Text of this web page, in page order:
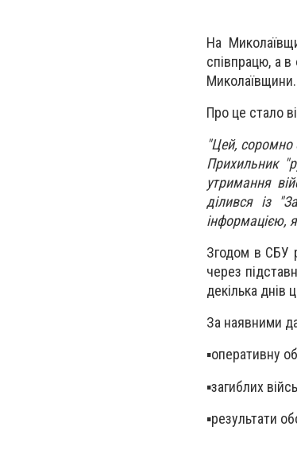
На
співпрацю, а в
Миколаївщини.
Про це стало
"Цей, соромно
Прихильник
утримання
ділився із
інформацією,
Згодом в СБУ
через
декілька
За наявними
▪️оперативну
▪️загиблих
▪️результати